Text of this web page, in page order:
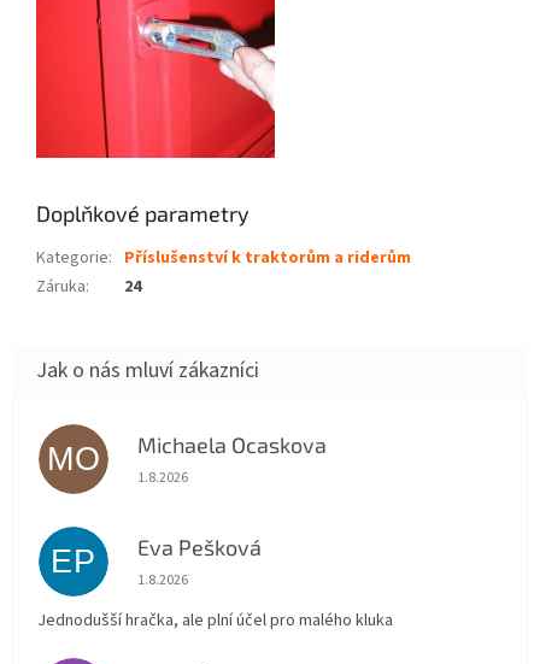
Doplňkové parametry
Kategorie: Příslušenství k traktorům a riderům
Záruka: 24
MO Michaela Ocaskova
Hodnocení obchodu je 5 z 5 hvězdiček.
1.8.2026
EP Eva Pešková
Hodnocení obchodu je 5 z 5 hvězdiček.
1.8.2026
Jednodušší hračka, ale plní účel pro malého kluka